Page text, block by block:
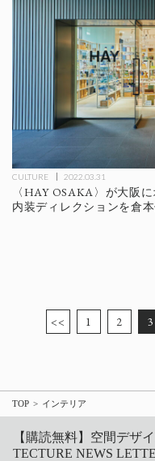
CULTURE 2022.03.31
〈HAY OSAKA〉が大阪
内装ディレクションを倉
<< 1 2 3
TOP インテリア
【購読無料】空間デザ
TECTURE NEWS